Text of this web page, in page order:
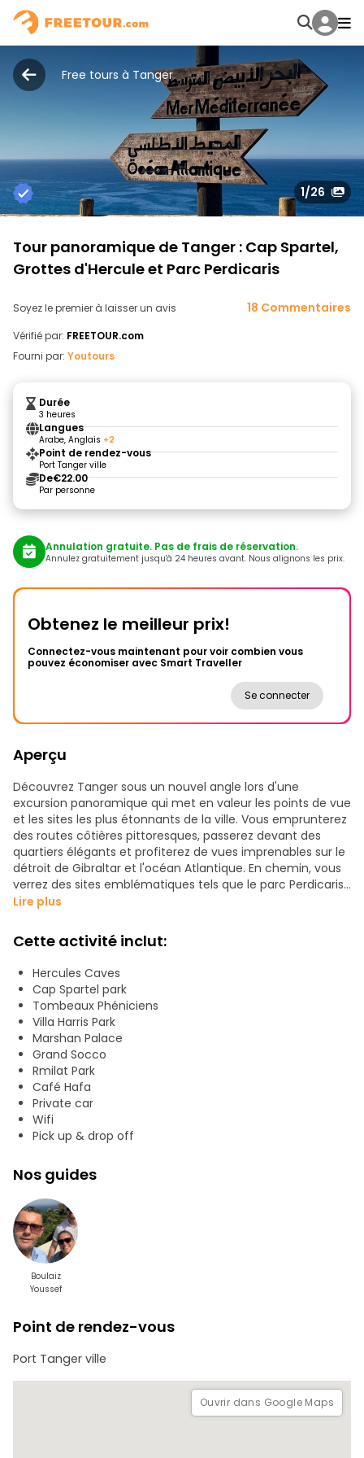
Free tours à Tanger
1/26
Tour panoramique de Tanger : Cap Spartel,
Grottes d'Hercule et Parc Perdicaris
Soyez le premier à laisser un avis 18 Commentaires
Vérifié par: FREETOUR.com
Fourni par: Youtours
Durée
3 heures
Langues
Arabe, Anglais +2
Point de rendez-vous
Port Tanger ville
De€22.00
Par personne
Annulation gratuite. Pas de frais de réservation.
Annulez gratuitement jusqu'à 24 heures avant. Nous alignons les prix.
Obtenez le meilleur prix!
Connectez-vous maintenant pour voir combien vous
pouvez économiser avec Smart Traveller
Se connecter
Aperçu
Découvrez Tanger sous un nouvel angle lors d'une
excursion panoramique qui met en valeur les points de vue
et les sites les plus étonnants de la ville. Vous emprunterez
des routes côtières pittoresques, passerez devant des
quartiers élégants et profiterez de vues imprenables sur le
détroit de Gibraltar et l'océan Atlantique. En chemin, vous
verrez des sites emblématiques tels que le parc Perdicaris,
le cap Spartel et les grottes d'Hercule, tout en découvrant
Lire plus
Cette activité inclut:
Hercules Caves
Cap Spartel park
Tombeaux Phéniciens
Villa Harris Park
Marshan Palace
Grand Socco
Rmilat Park
Café Hafa
Private car
Wifi
Pick up & drop off
Nos guides
Boulaiz
Youssef
Point de rendez-vous
Port Tanger ville
Ouvrir dans Google Maps